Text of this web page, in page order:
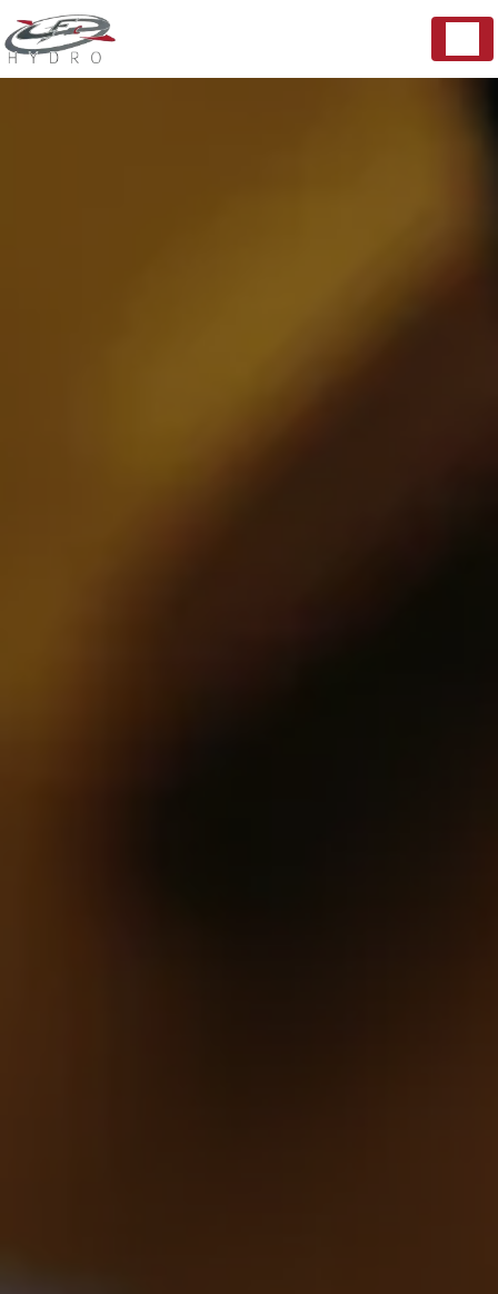
Panneau de gestion des cookies